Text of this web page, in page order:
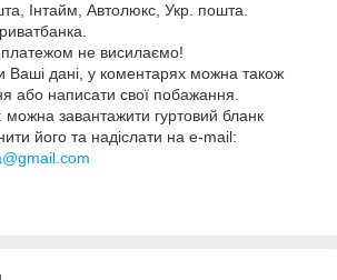
Інтайм, Автолюкс, Укр. пошта.
не висилаємо!
Ваші дані, у коментарях можна також
або написати свої побажання.
завантажити гуртовий бланк
його та надіслати на e-mail: